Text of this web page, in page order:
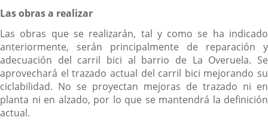
Las obras a realizar
Las obras que se realizarán, tal y como se ha indicado
anteriormente, serán principalmente de reparación y
adecuación del carril bici al barrio de La Overuela. Se
aprovechará el trazado actual del carril bici mejorando su
ciclabilidad. No se proyectan mejoras de trazado ni en
planta ni en alzado, por lo que se mantendrá la definición
actual.